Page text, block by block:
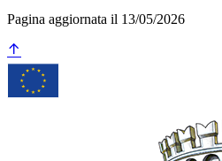
Pagina aggiornata il 13/05/2026